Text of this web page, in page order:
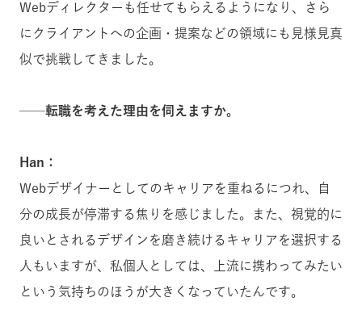
Webディレクターも任せてもらえるようになり、さら
にクライアントへの企画・提案などの領域にも見様見真
似で挑戦してきました。
──転職を考えた理由を伺えますか。
Han：
Webデザイナーとしてのキャリアを重ねるにつれ、自
分の成長が停滞する焦りを感じました。また、 視覚的に
良いとされるデザインを磨き続けるキャリアを選択する
人もいますが、私個人としては、上流に携わってみたい
という気持ちのほうが大きくなっていたんです。